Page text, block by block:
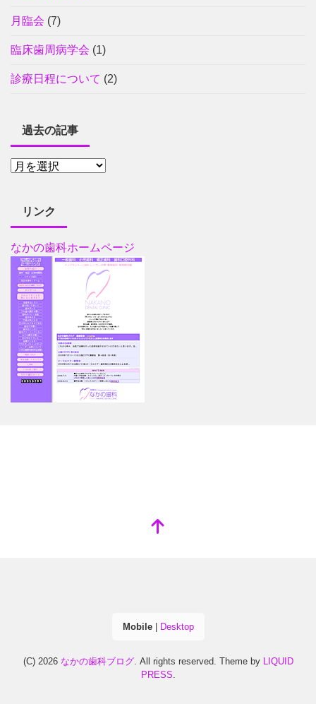
月臨会 (7)
臨床歯周病学会 (1)
診療日程について (2)
過去の記事
リンク
なかの歯科ホームページ
Mobile| Desktop
(C) 2026 なかの歯科ブログ. All rights reserved. Theme by LIQUID
PRESS